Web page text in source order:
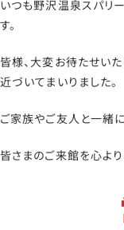
いつも野沢温泉スパリ
す。
皆様、大変お待たせい
近づいてまいりました。
ご家族やご友人と一緒
皆さまのご来館を心より